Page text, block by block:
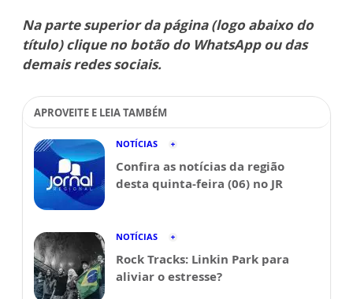
Na parte superior da página (logo abaixo do
título) clique no botão do WhatsApp ou das
demais redes sociais.
APROVEITE E LEIA TAMBÉM
NOTÍCIAS
Confira as notícias da região
desta quinta-feira (06) no JR
NOTÍCIAS
Rock Tracks: Linkin Park para
aliviar o estresse?